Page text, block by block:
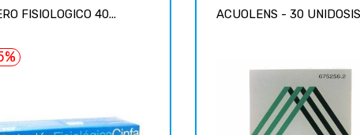
FISIOLOGICO 40... ACUOLENS - 30